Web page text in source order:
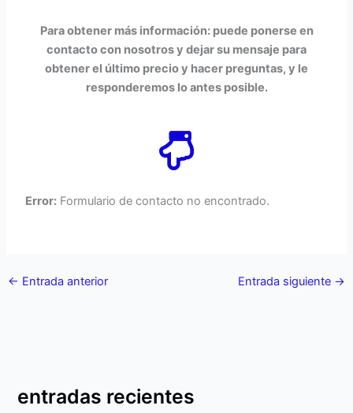
Para obtener más información: puede ponerse en
contacto con nosotros y dejar su mensaje para
obtener el último precio y hacer preguntas, y le
responderemos lo antes posible.
Error: Formulario de contacto no encontrado.
← Entrada anterior Entrada siguiente →
entradas recientes